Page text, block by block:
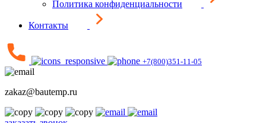
Политика конфиденциальности
Контакты
+7(800)351-11-05
zakaz@bautemp.ru